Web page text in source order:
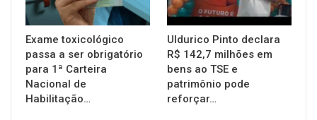
Exame toxicológico
passa a ser obrigatório
para 1ª Carteira
Nacional de
Habilitação…
Uldurico Pinto declara
R$ 142,7 milhões em
bens ao TSE e
patrimônio pode
reforçar…